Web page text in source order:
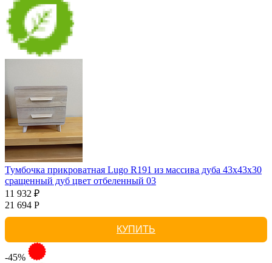
Тумбочка прикроватная Lugo R191 из массива дуба 43х43х30
сращенный дуб цвет отбеленный 03
11 932 ₽
21 694 Р
КУПИТЬ
-45%